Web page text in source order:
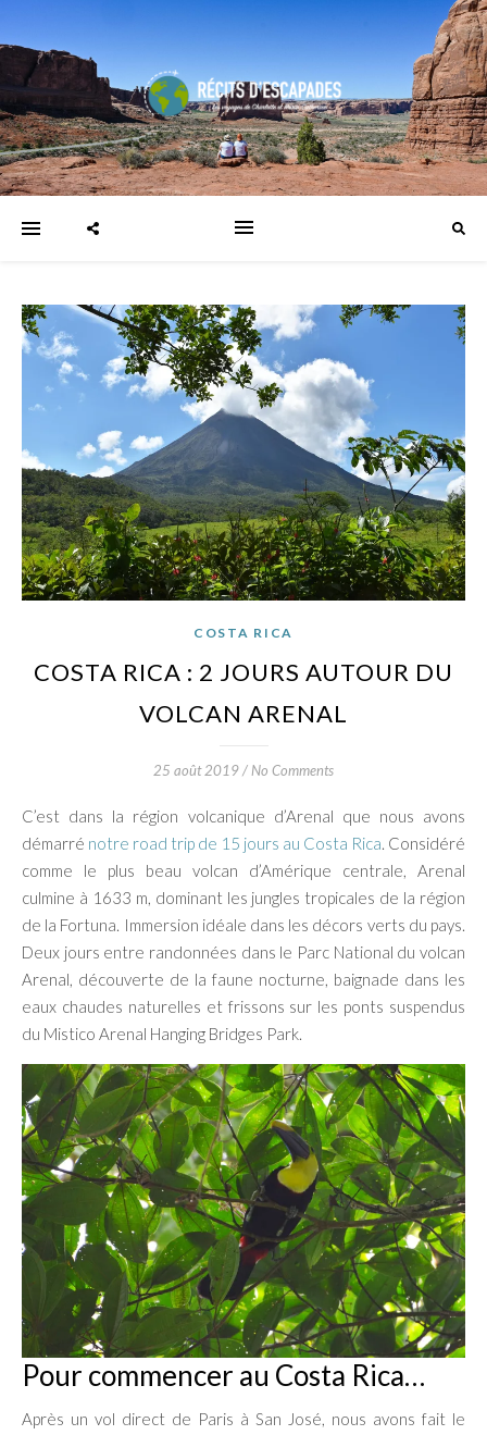
COSTA RICA
COSTA RICA : 2 JOURS AUTOUR DU
VOLCAN ARENAL
25 août 2019/ No Comments
C’est dans la région volcanique d’Arenal que nous avons
démarré notre road trip de 15 jours au Costa Rica. Considéré
comme le plus beau volcan d’Amérique centrale, Arenal
culmine à 1633 m, dominant les jungles tropicales de la région
de la Fortuna. Immersion idéale dans les décors verts du pays.
Deux jours entre randonnées dans le Parc National du volcan
Arenal, découverte de la faune nocturne, baignade dans les
eaux chaudes naturelles et frissons sur les ponts suspendus
du Mistico Arenal Hanging Bridges Park.
Pour commencer au Costa Rica…
Après un vol direct de Paris à San José, nous avons fait le